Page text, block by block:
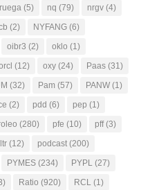
(5) nq (79) nrgv (4)
(2) NYFANG (6)
oibr3 (2) oklo (1)
(12) oxy (24) Paas (31)
(32) Pam (57) PANW (1)
(2) pdd (6) pep (1)
(280) pfe (10) pff(3)
(12) podcast (200)
PYMES (234) PYPL (27)
Ratio (920) RCL (1)